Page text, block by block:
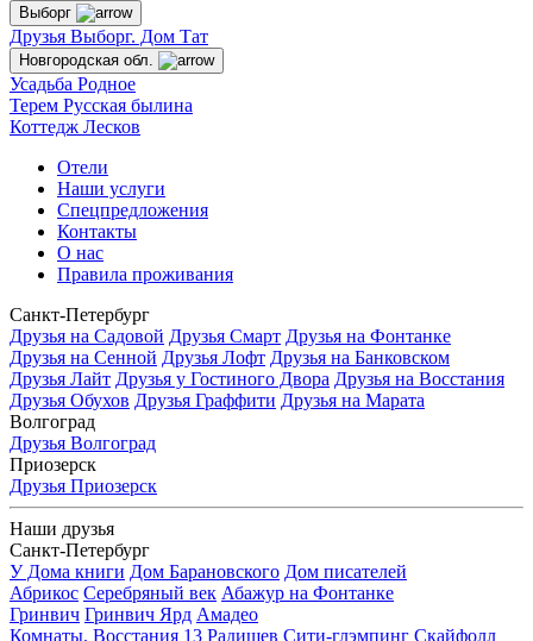
Выборг
Друзья Выборг. Дом Тат
Новгородская обл.
Усадьба Родное
Терем Русская былина
Коттедж Лесков
Отели
Наши услуги
Спецпредложения
Контакты
О нас
Правила проживания
Санкт-Петербург
Друзья на Садовой Друзья Смарт Друзья на Фонтанке
Друзья на Сенной Друзья Лофт Друзья на Банковском
Друзья Лайт Друзья у Гостиного Двора Друзья на Восстания
Друзья Обухов Друзья Граффити Друзья на Марата
Волгоград
Друзья Волгоград
Приозерск
Друзья Приозерск
Наши друзья
Санкт-Петербург
У Дома книги Дом Барановского Дом писателей
Абрикос Серебряный век Абажур на Фонтанке
Гринвич Гринвич Ярд Амадео
Комнаты. Восстания 13 Радищев Сити-глэмпинг Скайфолл